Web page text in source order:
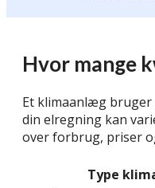
Hvor mange
Et klimaanlæg bruger
din elregning kan
over forbrug, priser
Type